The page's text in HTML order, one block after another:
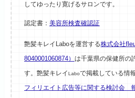
してゆったり寛げるサロンです。
認定書： 美容所検査確認証
艶髪キレイLaboを運営する株式会社
8040001060874） は千葉県の保健所の
す。艶髪キレイ Laboで掲載している情
フィリエイト広告等に関する検討会